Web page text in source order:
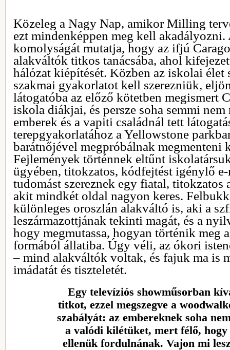
Közeleg a Nagy Nap, amikor Milling
ezt mindenképpen meg kell akadályozni.
komolyságát mutatja, hogy az ifjú
alakváltók titkos tanácsába, ahol
hálózat kiépítését. Közben az iskolai élet
szakmai gyakorlatot kell szerezniük,
látogatóba az előző kötetben megismert
iskola diákjai, és persze soha semmi
emberek és a vapiti családnál tett
terepgyakorlatához a Yellowstone
barátnőjével megpróbálnak megmenteni
Fejlemények történnek eltűnt
ügyében, titokzatos, kódfejtést igénylő
tudomást szereznek egy fiatal,
akit mindkét oldal nagyon keres.
különleges oroszlán alakváltó is, aki a
leszármazottjának tekinti magát, és a
hogy megmutassa, hogyan történik meg
formából állatiba. Úgy véli, az ókori
– mind alakváltók voltak, és fajuk ma is
imádatát és tiszteletét.
Egy televíziós showműsorban
titkot, ezzel megszegve a
szabályát: az embereknek soha
a valódi kilétüket, mert félő,
ellenük fordulnának. Vajon mi